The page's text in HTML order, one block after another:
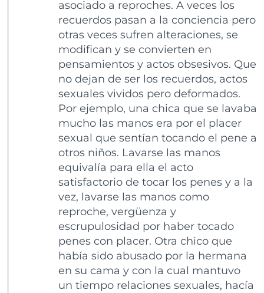
asociado a reproches. A veces los
recuerdos pasan a la conciencia pero
otras veces sufren alteraciones, se
modifican y se convierten en
pensamientos y actos obsesivos. Que
no dejan de ser los recuerdos, actos
sexuales vividos pero deformados.
Por ejemplo, una chica que se lavaba
mucho las manos era por el placer
sexual que sentían tocando el pene a
otros niños. Lavarse las manos
equivalía para ella el acto
satisfactorio de tocar los penes y a la
vez, lavarse las manos como
reproche, vergüenza y
escrupulosidad por haber tocado
penes con placer. Otra chico que
había sido abusado por la hermana
en su cama y con la cual mantuvo
un tiempo relaciones sexuales, hacía